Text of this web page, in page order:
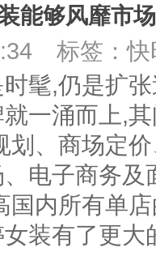
能够风靡市
标签：
髦,仍是扩
一涌而上,
划、商场定
电子商务
国内所有单
女装有了更